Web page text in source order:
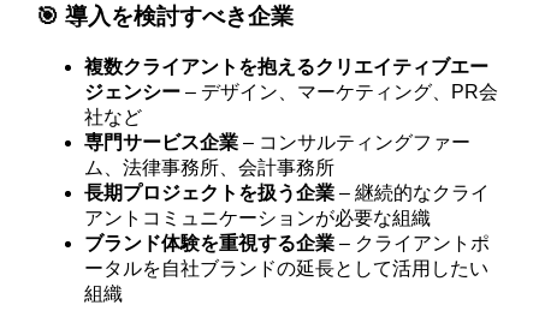
🎯 導入を検討すべき企業
複数クライアントを抱えるクリエイティブエー
ジェンシー – デザイン、マーケティング、PR会
社など
専門サービス企業 – コンサルティングファー
ム、法律事務所、会計事務所
長期プロジェクトを扱う企業 – 継続的なクライ
アントコミュニケーションが必要な組織
ブランド体験を重視する企業 – クライアントポ
ータルを自社ブランドの延長として活用したい
組織